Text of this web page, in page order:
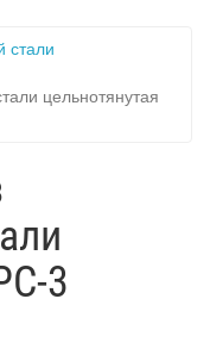
стали
цельнотянутая
3